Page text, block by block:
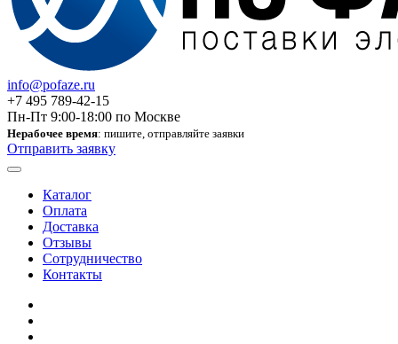
info@pofaze.ru
+7 495 789-42-15
Пн-Пт 9:00-18:00 по Москве
Нерабочее время: пишите, отправляйте заявки
Отправить заявку
Каталог
Оплата
Доставка
Отзывы
Сотрудничество
Контакты